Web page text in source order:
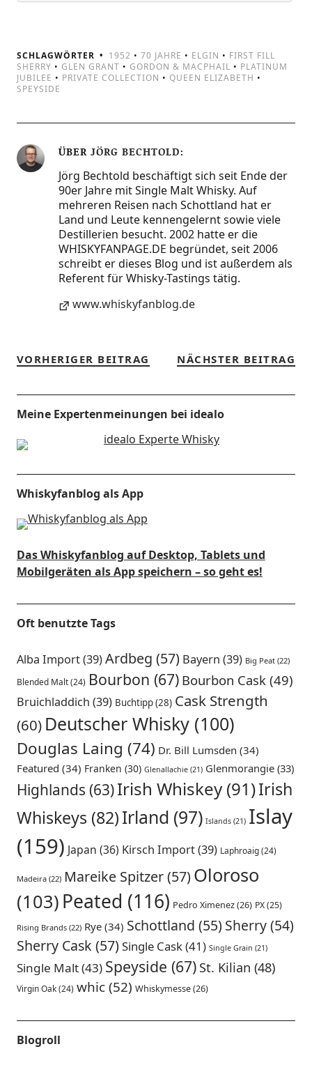
SCHLAGWÖRTER 1952 • 70 JAHRE • ELGIN • FIRST FILL
SHERRY • GLEN GRANT • GORDON & MACPHAIL • PLATINUM
JUBILEE • PRIVATE COLLECTION • QUEEN ELIZABETH •
SPEYSIDE
ÜBER JÖRG BECHTOLD
Jörg Bechtold beschäftigt sich seit Ende der
90er Jahre mit Single Malt Whisky. Auf
mehreren Reisen nach Schottland hat er
Land und Leute kennengelernt sowie viele
Destillerien besucht. 2002 hatte er die
WHISKYFANPAGE.DE begründet, seit 2006
schreibt er dieses Blog und ist außerdem als
Referent für Whisky-Tastings tätig.
www.whiskyfanblog.de
VORHERIGER BEITRAG NÄCHSTER BEITRAG
Meine Expertenmeinungen bei idealo
Whiskyfanblog als App
Das Whiskyfanblog auf Desktop, Tablets und
Mobilgeräten als App speichern – so geht es!
Oft benutzte Tags
Alba Import(39)Ardbeg (57) Bayern (39) Big Peat(22)
Blended Malt(24) Bourbon (67) Bourbon Cask(49)
Bruichladdich (39) Buchtipp(28) Cask Strength
(60) Deutscher Whisky(100)
Douglas Laing (74) Dr. Bill Lumsden (34)
Featured (34) Franken (30) Glenallachie(21) Glenmorangie(33)
Highlands (63)Irish Whiskey(91)Irish
Whiskeys (82)Irland (97) Islands(21) Islay
(159) Japan (36) Kirsch Import(39) Laphroaig(24)
Madeira(22) Mareike Spitzer(57)Oloroso
(103) Peated (116) Pedro Ximenez(26) PX(25)
Rising Brands(22) Rye(34) Schottland (55) Sherry(54)
Sherry Cask (57)Single Cask(41) Single Grain (21)
Single Malt(43) Speyside (67) St. Kilian (48)
Virgin Oak(24) whic(52) Whiskymesse(26)
Blogroll